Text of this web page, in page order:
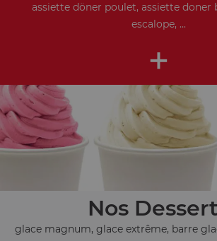
assiette döner poulet, assiette doner
escalope, ...
+
Nos
glace magnum, glace extrême, barre